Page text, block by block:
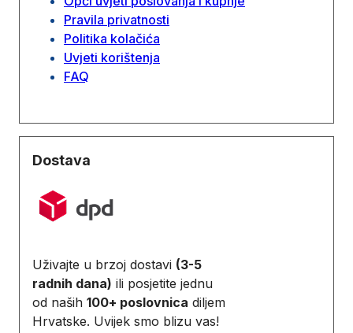
Pravila privatnosti
Politika kolačića
Uvjeti korištenja
FAQ
Dostava
Uživajte u brzoj dostavi (3-5
radnih dana) ili posjetite jednu
od naših 100+ poslovnica diljem
Hrvatske. Uvijek smo blizu vas!